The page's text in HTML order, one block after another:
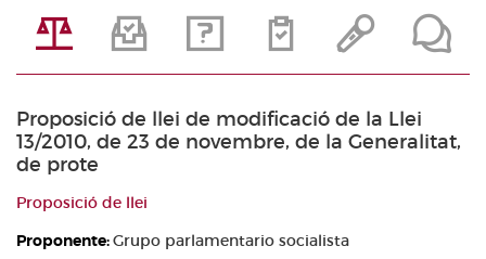
Proposició de llei de modificació de la Llei
13/2010, de 23 de novembre, de la Generalitat,
de prote
Proposició de llei
Proponente:Grupo parlamentario socialista